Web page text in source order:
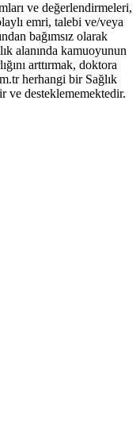
ve değerlendirmeleri,
emri, talebi ve/veya
bağımsız olarak
alanında kamuoyunun
arttırmak, doktora
herhangi bir Sağlık
ve desteklememektedir.